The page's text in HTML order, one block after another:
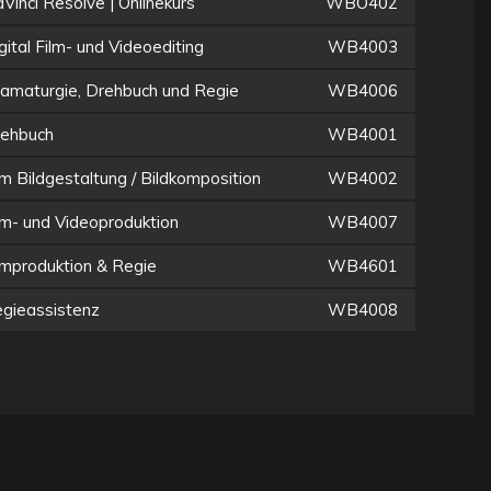
Film- und Videoediting WB4003
Drehbuch und Regie WB4006
WB4001
Bildgestaltung / Bildkomposition WB4002
und Videoproduktion WB4007
& Regie WB4601
WB4008